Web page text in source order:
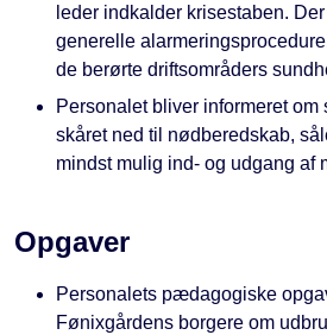
leder indkalder krisestaben.
generelle
de berørte driftsområders
Personalet bliver informeret om
skåret ned til nødberedskab,
mindst mulig ind- og udgang af
Opgaver
Personalets pædagogiske
Fønixgårdens borgere om